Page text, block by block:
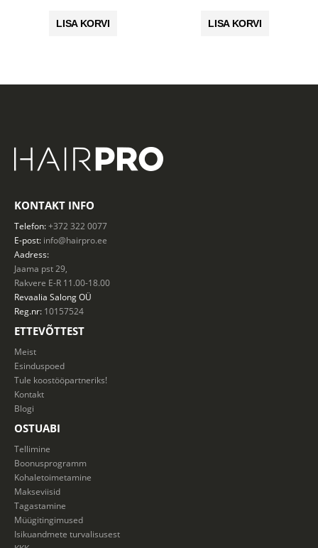
oli:
LISA KORVI
oli:
LISA KORVI
KONTAKT INFO
Telefon:+372 322 0077
E-post: info@hairpro.ee
Aadress:
Jaama pst 29,
Rakvere E-R 11.00-18.00
Revaalia SalongOÜ
Reg.nr: 10157524
ETTEVÕTTEST
Meist
Esinduspoed
Tule koostööpartneriks!
Kontakt
Blogi
OSTUABI
Tellimine
Boonusprogramm
Kohaletoimetamine
Makseviisid
Tagastamine
Müügitingimused
Isikuandmete turvalisusest